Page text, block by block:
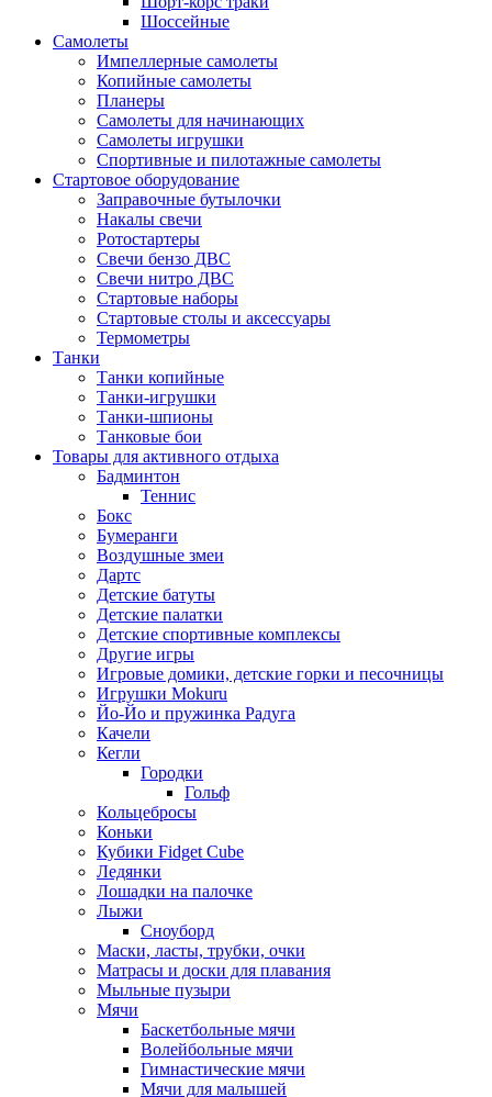
Шоссейные
Самолеты
Импеллерные самолеты
Копийные самолеты
Планеры
Самолеты для начинающих
Самолеты игрушки
Спортивные и пилотажные самолеты
Стартовое оборудование
Заправочные бутылочки
Накалы свечи
Ротостартеры
Свечи бензо ДВС
Свечи нитро ДВС
Стартовые наборы
Стартовые столы и аксессуары
Термометры
Танки
Танки копийные
Танки-игрушки
Танки-шпионы
Танковые бои
Товары для активного отдыха
Бадминтон
Теннис
Бокс
Бумеранги
Воздушные змеи
Дартс
Детские батуты
Детские палатки
Детские спортивные комплексы
Другие игры
Игровые домики, детские горки и песочницы
Игрушки Mokuru
Йо-Йо и пружинка Радуга
Качели
Кегли
Городки
Гольф
Кольцебросы
Коньки
Кубики Fidget Cube
Ледянки
Лошадки на палочке
Лыжи
Сноуборд
Маски, ласты, трубки, очки
Матрасы и доски для плавания
Мыльные пузыри
Мячи
Баскетбольные мячи
Волейбольные мячи
Гимнастические мячи
Мячи для малышей